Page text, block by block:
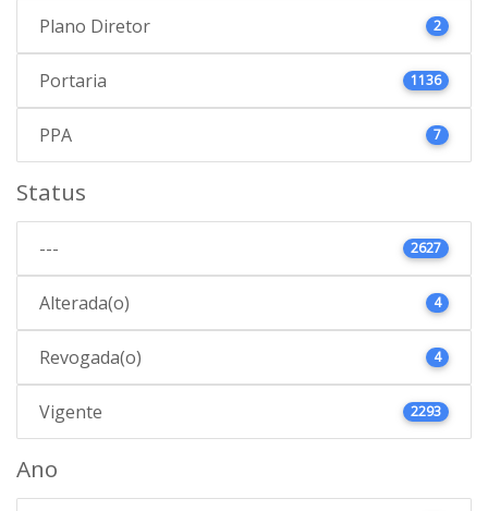
Plano Diretor 2
Portaria 1136
PPA 7
Status
--- 2627
Alterada(o) 4
Revogada(o) 4
Vigente 2293
Ano